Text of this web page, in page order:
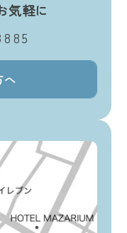
気軽に
へ